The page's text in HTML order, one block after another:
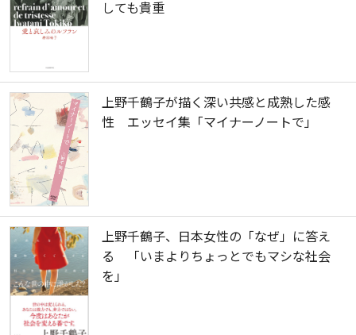
しても貴重
上野千鶴子が描く深い共感と成熟した感
性 エッセイ集「マイナーノートで」
上野千鶴子、日本女性の「なぜ」に答え
る 「いまよりちょっとでもマシな社会
を」